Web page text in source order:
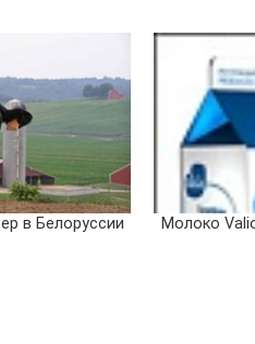
в Белоруссии Молоко